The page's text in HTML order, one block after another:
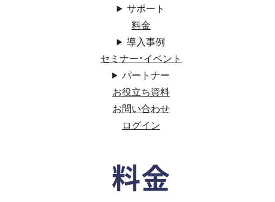
サポート
料金
導入事例
セミナー・イベント
パートナー
お役立ち資料
お問い合わせ
ログイン
料金